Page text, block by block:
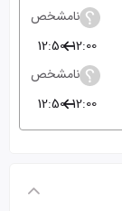
نامشخص
12:00
12:50
نامشخص
12:00
12:50